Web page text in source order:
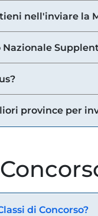
nell'inviare la
Nazionale
province per
di Concorso?